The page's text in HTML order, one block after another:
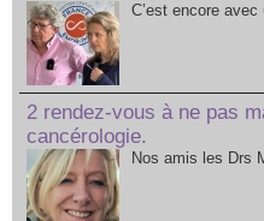
C’est encore avec
2 rendez-vous à ne pas
cancérologie.
Nos amis les Drs